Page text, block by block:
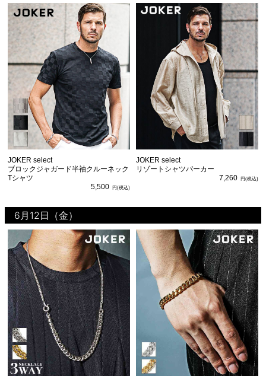
JOKER select
ブロックジャガード半袖クルーネック
Tシャツ
5,500
JOKER select
リゾートシャツパーカー
7,260
6月12日（金）